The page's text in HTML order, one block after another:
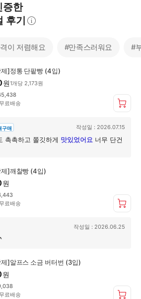
증한
후기
자
히
보
이 저렴해요 #만족스러워요 #
]정통 단팥빵 (4입)
원1개당 2,173원
료배송
구매 작성일 : 2026.07.15
촉촉하고 쫄깃하게 맛있었어요 너무 단건
]깨찰빵 (4입)
원
료배송
작성일 : 2026.06.25
]알프스 소금 버터번 (3입)
원
료배송